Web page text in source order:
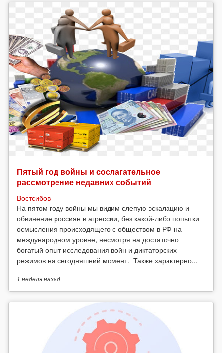
Пятый год войны и сослагательное
рассмотрение недавних событий
Востсибов
На пятом году войны мы видим слепую эскалацию и
обвинение россиян в агрессии, без какой-либо попытки
осмысления происходящего с обществом в РФ на
международном уровне, несмотря на достаточно
богатый опыт исследования войн и диктаторских
режимов на сегодняшний момент. Также характерно...
1 неделяназад